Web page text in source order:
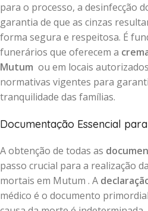
para o processo, a desinfecção
garantia de que as cinzas
forma segura e respeitosa. É
funerários que oferecem a
Mutum ou em locais
normativas vigentes para
tranquilidade das famílias.
Documentação Essencial
A obtenção de todas as
passo crucial para a realização
mortais em Mutum . A
médico é o documento